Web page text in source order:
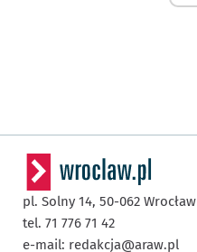
pl. Solny 14, 50-062 Wrocław
tel. 71 776 71 42
e-mail: redakcja@araw.pl